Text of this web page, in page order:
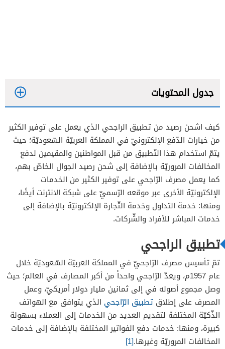
جدول المحتويات
كيف اشحن سوا من تطبيق الراجحي
طريقة شحن رصيد موبايلي من تطبيق الراجحي
كيف اشحن جوالي من تطبيق الراجحي
كيف اشحن رصيد من تطبيق الراجحي الذي يعمل على توفير الكثير
من خيارات الدّفع الإلكترونيّ في المملكة العربيّة السّعوديّة؛ حيث
يتمّ استخدام هذا التّطبيق من قبل المواطنين والمقيمين لدفع
المخالفات المروريّة بالإضافة إلى شحن رصيد الجوال الخاصّ بهم،
كما يعمل مصرف الرّاجحي على توفير الكثير من الخدمات
الإلكترونيّة الأخرى عبر موقعه الرّسميّ على شبكة الانترنت أيضًا،
ومنها: خدمة التداول وخدمة التّجارة الإلكترونيّة بالإضافة إلى
خدمات المباشر للأفراد والشّركات.
تطبيق الراجحي
تمّ تأسيس مصرف الرّاجحيّ في المملكة العربيّة السّعوديّة خلال
عام 1957م، ويعدّ الرّاجحي واحداً من أكبر المصارف في العالم؛ حيث
وصل مجموع أصوله في إلى ثمانين مليار دولار أمريكيّ، وعمل
المصرف على إطلاق تطبيق الرّاجحي الذي يتوافق مع الهواتف
الذّكيّة المختلفة لتقديم العديد من الخدمات إلى العملاء بسهولة
كبيرة، ومنها: خدمات دفع الفواتير المختلفة بالإضافة إلى خدمات
المخالفات المروريّة وغيرها.[1]